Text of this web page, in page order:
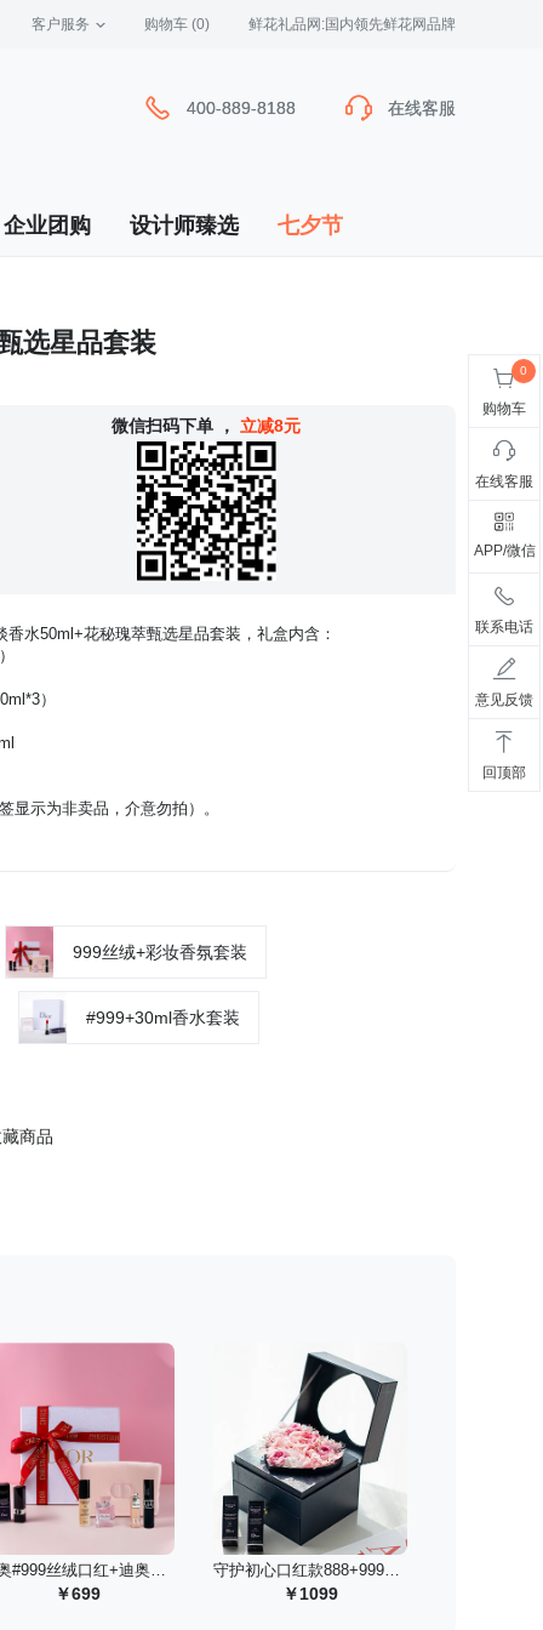
客户服务 购物车 (0) 鲜花礼品网:国内领先鲜花网品牌
400-889-8188 在线客服
400-889-8188 在线客服
企业团购 设计师臻选 七夕节
选星品套装
微信扫码下单 ， 立减8元
水50ml+花秘瑰萃甄选星品套装，礼盒内含：
）
显示为非卖品，介意勿拍）。
999丝绒+彩妆香氛套装
#999+30ml香水套装
商品
购物车
在线客服
APP/微信
联系电话
意见反馈
回顶部
699 1099